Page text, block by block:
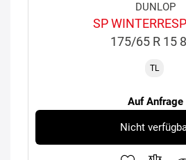
DUNLOP
SP
175/65 R 15
TL
Auf Anfrage
Nicht